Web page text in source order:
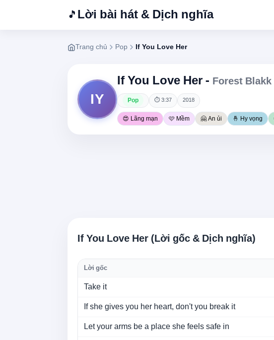
🎵 Lời bài hát & Dịch nghĩa
Trang chủ Pop If You Love Her
IY
If You Love Her - Forest Blakk
Pop ⏱ 3:37 2018
😍 Lãng mạn 🩷 Mềm 🤗 An ủi 🤞 Hy vọng
If You Love Her (Lời gốc & Dịch nghĩa)
Lời gốc
Take it
If she gives you her heart, don't you break it
Let your arms be a place she feels safe in